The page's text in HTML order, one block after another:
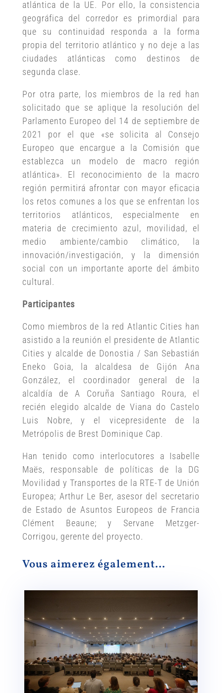
atlántica de la UE. Por ello, la consistencia
geográfica del corredor es primordial para
que su continuidad responda a la forma
propia del territorio atlántico y no deje a las
ciudades atlánticas como destinos de
segunda clase.
Por otra parte, los miembros de la red han
solicitado que se aplique la resolución del
Parlamento Europeo del 14 de septiembre de
2021 por el que «se solicita al Consejo
Europeo que encargue a la Comisión que
establezca un modelo de macro región
atlántica». El reconocimiento de la macro
región permitirá afrontar con mayor eficacia
los retos comunes a los que se enfrentan los
territorios atlánticos, especialmente en
materia de crecimiento azul, movilidad, el
medio ambiente/cambio climático, la
innovación/investigación, y la dimensión
social con un importante aporte del ámbito
cultural.
Participantes
Como miembros de la red Atlantic Cities han
asistido a la reunión el presidente de Atlantic
Cities y alcalde de Donostia / San Sebastián
Eneko Goia, la alcaldesa de Gijón Ana
González, el coordinador general de la
alcaldía de A Coruña Santiago Roura, el
recién elegido alcalde de Viana do Castelo
Luis Nobre, y el vicepresidente de la
Metrópolis de Brest Dominique Cap.
Han tenido como interlocutores a Isabelle
Maës, responsable de políticas de la DG
Movilidad y Transportes de la RTE-T de Unión
Europea; Arthur Le Ber, asesor del secretario
de Estado de Asuntos Europeos de Francia
Clément Beaune; y Servane Metzger-
Corrigou, gerente del proyecto.
Vous aimerez également…